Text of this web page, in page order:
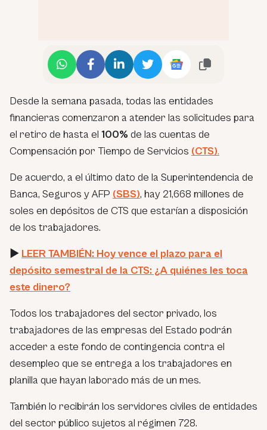
Desde la semana pasada, todas las entidades
financieras comenzaron a atender las solicitudes para
el retiro de hasta el 100% de las cuentas de
Compensación por Tiempo de Servicios (CTS).
De acuerdo, a el último dato de la Superintendencia de
Banca, Seguros y AFP (SBS), hay 21,668 millones de
soles en depósitos de CTS que estarían a disposición
de los trabajadores.
► LEER TAMBIÉN: Hoy vence el plazo para el
depósito semestral de la CTS: ¿A quiénes les toca
este dinero?
Todos los trabajadores del sector privado, los
trabajadores de las empresas del Estado podrán
acceder a este fondo de contingencia contra el
desempleo que se entrega a los trabajadores en
planilla que hayan laborado más de un mes.
También lo recibirán los servidores civiles de entidades
del sector público sujetos al régimen 728.